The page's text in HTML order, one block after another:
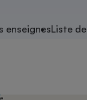
enseignesListe
de vente -